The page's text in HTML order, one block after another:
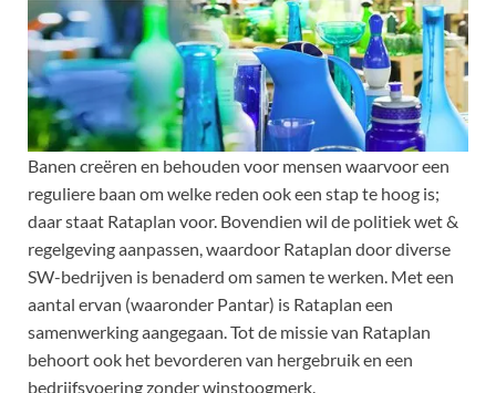
Banen creëren en behouden voor mensen waarvoor een
reguliere baan om welke reden ook een stap te hoog is;
daar staat Rataplan voor. Bovendien wil de politiek wet &
regelgeving aanpassen, waardoor Rataplan door diverse
SW-bedrijven is benaderd om samen te werken. Met een
aantal ervan (waaronder Pantar) is Rataplan een
samenwerking aangegaan. Tot de missie van Rataplan
behoort ook het bevorderen van hergebruik en een
bedrijfsvoering zonder winstoogmerk.